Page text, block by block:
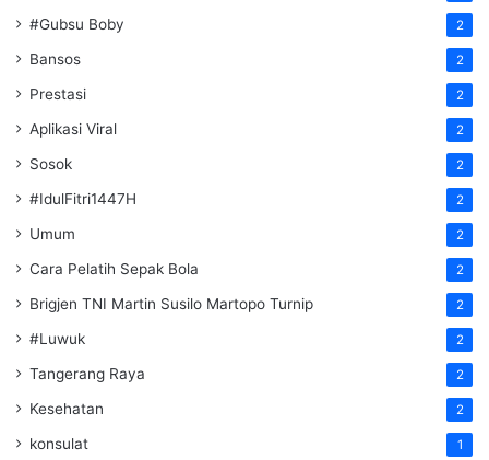
#Gubsu Boby 2
Bansos 2
Prestasi 2
Aplikasi Viral 2
Sosok 2
#IdulFitri1447H 2
Umum 2
Cara Pelatih Sepak Bola 2
Brigjen TNI Martin Susilo Martopo Turnip 2
#Luwuk 2
Tangerang Raya 2
Kesehatan 2
konsulat 1